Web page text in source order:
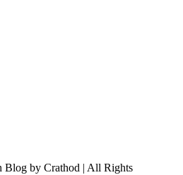
Blog by Crathod | All Rights